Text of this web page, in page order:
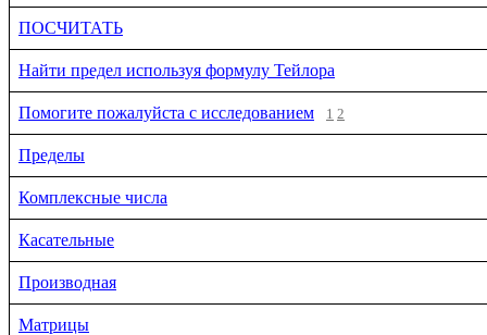
ПОСЧИТАТЬ
Найти предел используя формулу Тейлора
Помогите пожалуйста с исследованием 1 2
Пределы
Комплексные числа
Касательные
Производная
Матрицы